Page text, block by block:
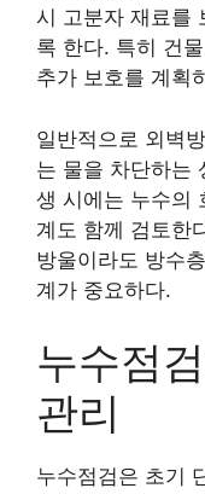
시 고분자 재료를
록 한다. 특히 건
추가 보호를 계획
일반적으로 외벽
는 물을 차단하는
생 시에는 누수의
계도 함께 검토한
방울이라도 방수
계가 중요하다.
누수점
관리
누수점검은 초기